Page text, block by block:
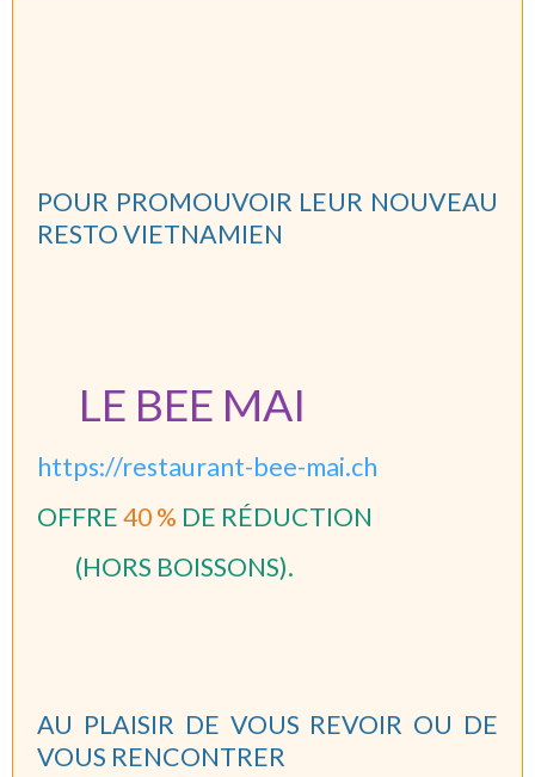
POUR PROMOUVOIR LEUR NOUVEAU
RESTO VIETNAMIEN
LE BEE MAI
https://restaurant-bee-mai.ch
OFFRE40 % DE RÉDUCTION
(HORS BOISSONS).
AU PLAISIR DE VOUS REVOIR OU DE
VOUS RENCONTRER